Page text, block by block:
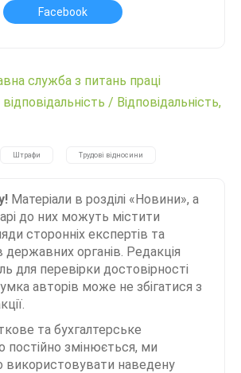
Facebook
служба з питань праці
/ Відповідальність,
Штрафи Трудові відносини
Матеріали в розділі «Новини», а
до них можуть містити
сторонніх експертів та
державних органів. Редакція
для перевірки достовірності
авторів може не збігатися з
та бухгалтерське
постійно змінюється, ми
наведену